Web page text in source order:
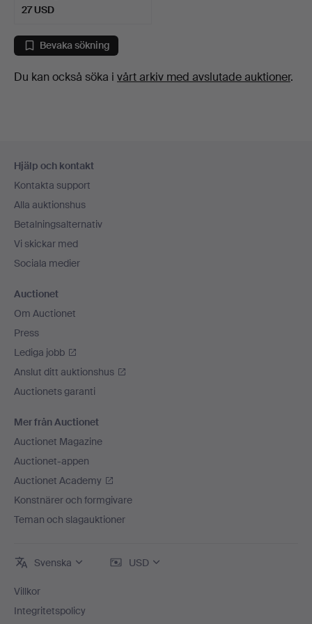
27 USD
Bevaka sökning
Du kan också söka i vårt arkiv med avslutade auktioner.
Hjälp och kontakt
Kontakta support
Alla auktionshus
Betalningsalternativ
Vi skickar med
Sociala medier
Auctionet
Om Auctionet
Press
Lediga jobb
Anslut ditt auktionshus
Auctionets garanti
Mer från Auctionet
Auctionet Magazine
Auctionet-appen
Auctionet Academy
Konstnärer och formgivare
Teman och slagauktioner
Svenska USD
Villkor
Integritetspolicy